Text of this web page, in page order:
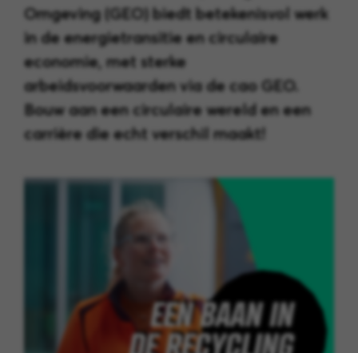
Omgeving (GEO) biedt betekenisvol werk
in de energietransitie en circulaire
economie, met sterke
arbeidsvoorwaarden via de cao GEO.
Bouw aan een circulaire wereld en een
carrière die echt verschil maakt!